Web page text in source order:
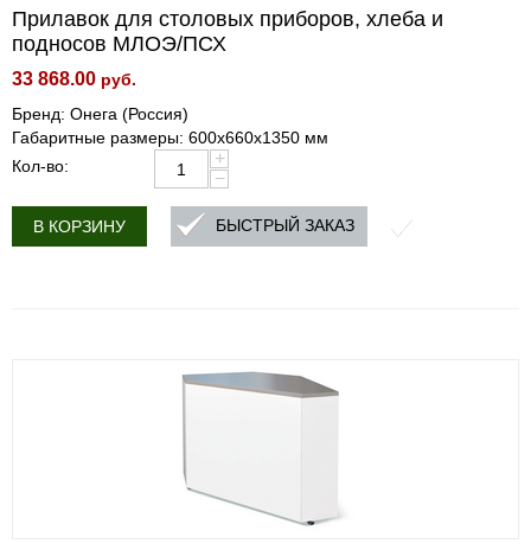
Прилавок для столовых приборов, хлеба и
подносов МЛОЭ/ПСХ
33 868.00 руб.
Бренд: Онега (Россия)
Габаритные размеры: 600х660х1350 мм
Кол-во:
+
−
В КОРЗИНУ БЫСТРЫЙ ЗАКАЗ